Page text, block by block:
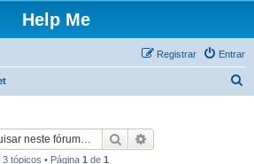
Help Me
Entrar
Registrar
Pesquisar
3 tópicos • Página 1 de 1